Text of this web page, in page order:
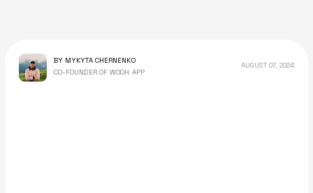
BY MYKYTA CHERNENKO
CO-FOUNDER OF WOOH APP
AUGUST 07, 2024